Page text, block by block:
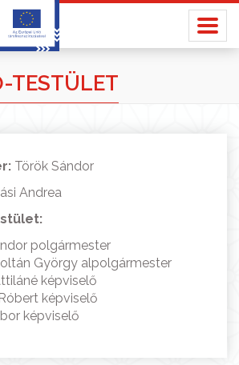
TESTÜLET
Török Sándor
Andrea
polgármester
György alpolgármester
képviselő
képviselő
képviselő